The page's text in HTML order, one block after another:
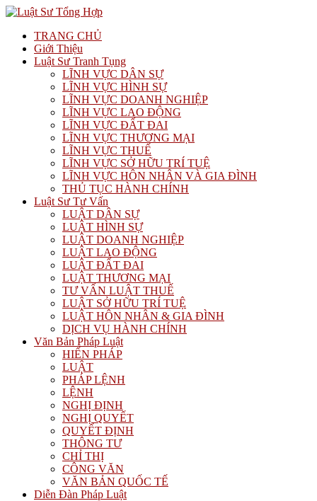
TRANG CHỦ
Giới Thiệu
Luật Sư Tranh Tụng
LĨNH VỰC DÂN SỰ
LĨNH VỰC HÌNH SỰ
LĨNH VỰC DOANH NGHIỆP
LĨNH VỰC LAO ĐỘNG
LĨNH VỰC ĐẤT ĐAI
LĨNH VỰC THƯƠNG MẠI
LĨNH VỰC THUẾ
LĨNH VỰC SỞ HỮU TRÍ TUỆ
LĨNH VỰC HÔN NHÂN VÀ GIA ĐÌNH
THỦ TỤC HÀNH CHÍNH
Luật Sư Tư Vấn
LUẬT DÂN SỰ
LUẬT HÌNH SỰ
LUẬT DOANH NGHIỆP
LUẬT LAO ĐỘNG
LUẬT ĐẤT ĐAI
LUẬT THƯƠNG MẠI
TƯ VẤN LUẬT THUẾ
LUẬT SỞ HỮU TRÍ TUỆ
LUẬT HÔN NHÂN & GIA ĐÌNH
DỊCH VỤ HÀNH CHÍNH
Văn Bản Pháp Luật
HIẾN PHÁP
LUẬT
PHÁP LỆNH
LỆNH
NGHỊ ĐỊNH
NGHỊ QUYẾT
QUYẾT ĐỊNH
THÔNG TƯ
CHỈ THỊ
CÔNG VĂN
VĂN BẢN QUỐC TẾ
Diễn Đàn Pháp Luật